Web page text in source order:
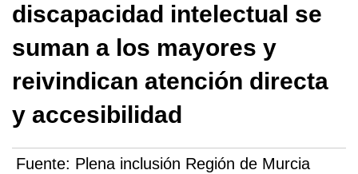
discapacidad intelectual se
suman a los mayores y
reivindican atención directa
y accesibilidad
Fuente: Plena inclusión Región de Murcia